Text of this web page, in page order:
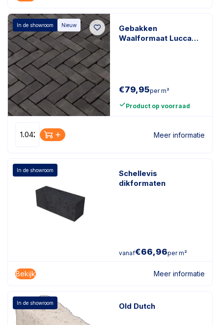
In de showroom Nieuw
Gebakken
Waalformaat Lucca
€79,95per m²
Product op voorraad
Meer informatie
In de showroom
Schellevis
dikformaten
vanaf€66,96per m²
Bekijk Meer informatie
In de showroom Old Dutch